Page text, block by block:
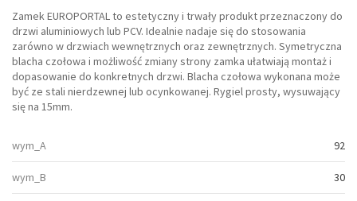
Zamek EUROPORTAL to estetyczny i trwały produkt przeznaczony do
drzwi aluminiowych lub PCV. Idealnie nadaje się do stosowania
zarówno w drzwiach wewnętrznych oraz zewnętrznych. Symetryczna
blacha czołowa i możliwość zmiany strony zamka ułatwiają montaż i
dopasowanie do konkretnych drzwi. Blacha czołowa wykonana może
być ze stali nierdzewnej lub ocynkowanej. Rygiel prosty, wysuwający
się na 15mm.
wym_A 92
wym_B 30